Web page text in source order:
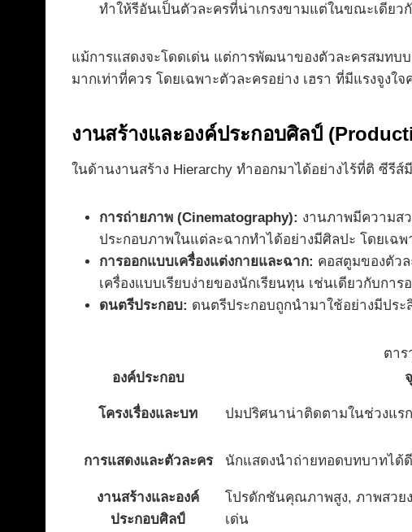
ทำให้รีอันเป็นตัวละครที่น่าเกรงขามแต่ในขณะเดียว
แม้การแสดงจะโดดเด่น แต่การพัฒนาของตัวละครสมทบ
มากเท่าที่ควร โดยเฉพาะตัวละครอย่าง เฮรา ที่มีแรงจูง
งานสร้างและองค์ประกอบศิลป์
ในด้านงานสร้าง Hierarchy ทำออกมาได้อย่างไร้ที่ติ ซีรี
การถ่ายภาพ (Cinematography): งานภาพมีความส
ประกอบภาพในแต่ละฉากทำได้อย่างมีศิลปะ โดยเฉ
การออกแบบเครื่องแต่งกายและฉาก: คอสตูมของตัว
เครื่องแบบเรียบง่ายของนักเรียนทุน เช่นเดียวกับก
ดนตรีประกอบ: ดนตรีประกอบถูกนำมาใช้อย่างมีปร
ตาร
องค์ประกอบ
โครงเรื่องและบท ปมปริศนาน่าติดตามในช่วงแร
การแสดงและตัวละคร นักแสดงนำถ่ายทอดบทบาทได้
งานสร้างและองค์
ประกอบศิลป์
โปรดักชันคุณภาพสูง, ภาพสวย
เด่น